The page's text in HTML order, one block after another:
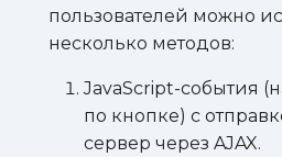
пользователей можно
несколько методов:
JavaScript-события
по кнопке) с
сервер через AJAX.